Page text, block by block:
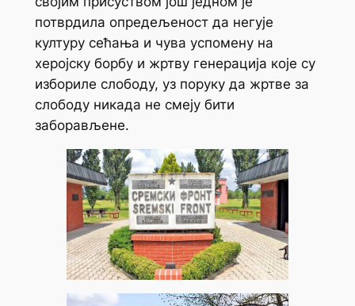
потврдила опредељеност да негује
културу сећања и чува успомену на
херојску борбу и жртву генерација које су
избориле слободу, уз поруку да жртве за
слободу никада не смеју бити
заборављене.